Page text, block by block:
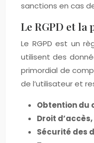
sanctions en cas
Le RGPD et
Le RGPD est un
utilisent des
primordial de
de l’utilisateur et
Obtention du
Droit
Sécurité des